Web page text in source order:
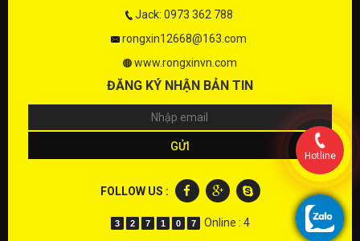
Jack: 0973 362 788
rongxin12668@163.com
www.rongxinvn.com
ĐĂNG KÝ NHẬN BẢN TIN
FOLLOW US :
3 2 7 1 0 7 Online : 4
Hotline